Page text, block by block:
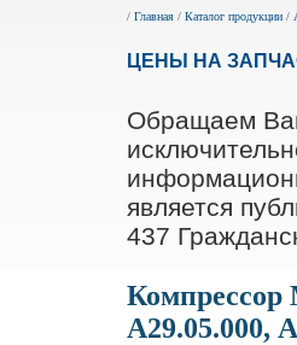
/ Главная / Каталог продукции /
ЦЕНЫ НА
Обращаем
является
437
А29.05.000,